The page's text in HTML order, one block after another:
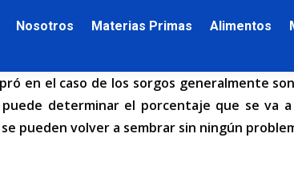
Nosotros Materias Primas Alimentos
en el caso de los sorgos generalmente
determinar el porcentaje que se va
pueden volver a sembrar sin ningún